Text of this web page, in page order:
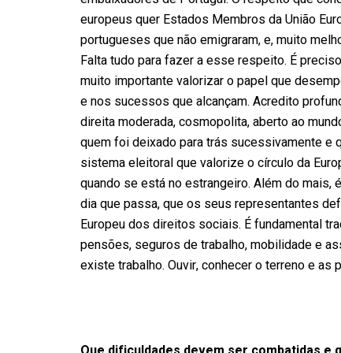
europeus quer Estados Membros da União
portugueses que não emigraram, e, muito
Falta tudo para fazer a esse respeito. É
muito importante valorizar o papel que
e nos sucessos que alcançam. Acredito
direita moderada, cosmopolita, aberto ao
quem foi deixado para trás sucessivamente e
sistema eleitoral que valorize o círculo da
quando se está no estrangeiro. Além do
dia que passa, que os seus representantes
Europeu dos direitos sociais. É fundamental
pensões, seguros de trabalho, mobilidade e
existe trabalho. Ouvir, conhecer o terreno e as